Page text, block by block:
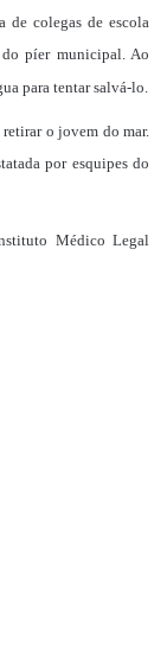
de colegas de escola
píer municipal. Ao
para tentar salvá-lo.
o jovem do mar.
por esquipes do
Médico Legal